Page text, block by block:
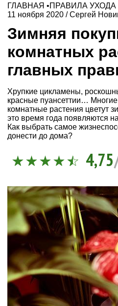
ГЛАВНАЯ •ПРАВИЛА УХОДА
11 ноября 2020 /Сергей
Зимняя
комнатных
главных
Хрупкие цикламены,
красные пуансеттии…
комнатные растения цветут
это время года появляются
Как выбрать самое
донести до дома?
4,75